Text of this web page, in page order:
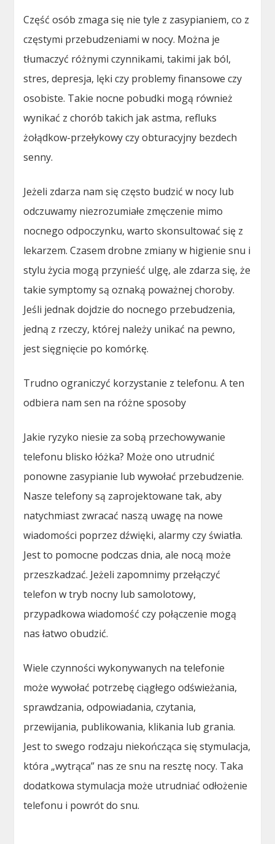
Część osób zmaga się nie tyle z zasypianiem, co z
częstymi przebudzeniami w nocy. Można je
tłumaczyć różnymi czynnikami, takimi jak ból,
stres, depresja, lęki czy problemy finansowe czy
osobiste. Takie nocne pobudki mogą również
wynikać z chorób takich jak astma, refluks
żołądkow-przełykowy czy obturacyjny bezdech
senny.
Jeżeli zdarza nam się często budzić w nocy lub
odczuwamy niezrozumiałe zmęczenie mimo
nocnego odpoczynku, warto skonsultować się z
lekarzem. Czasem drobne zmiany w higienie snu i
stylu życia mogą przynieść ulgę, ale zdarza się, że
takie symptomy są oznaką poważnej choroby.
Jeśli jednak dojdzie do nocnego przebudzenia,
jedną z rzeczy, której należy unikać na pewno,
jest sięgnięcie po komórkę.
Trudno ograniczyć korzystanie z telefonu. A ten
odbiera nam sen na różne sposoby
Jakie ryzyko niesie za sobą przechowywanie
telefonu blisko łóżka? Może ono utrudnić
ponowne zasypianie lub wywołać przebudzenie.
Nasze telefony są zaprojektowane tak, aby
natychmiast zwracać naszą uwagę na nowe
wiadomości poprzez dźwięki, alarmy czy światła.
Jest to pomocne podczas dnia, ale nocą może
przeszkadzać. Jeżeli zapomnimy przełączyć
telefon w tryb nocny lub samolotowy,
przypadkowa wiadomość czy połączenie mogą
nas łatwo obudzić.
Wiele czynności wykonywanych na telefonie
może wywołać potrzebę ciągłego odświeżania,
sprawdzania, odpowiadania, czytania,
przewijania, publikowania, klikania lub grania.
Jest to swego rodzaju niekończąca się stymulacja,
która „wytrąca” nas ze snu na resztę nocy. Taka
dodatkowa stymulacja może utrudniać odłożenie
telefonu i powrót do snu.